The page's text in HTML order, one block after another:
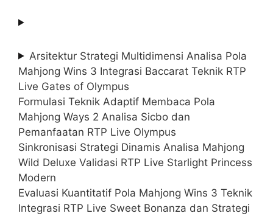
Arsitektur Strategi Multidimensi Analisa Pola
Mahjong Wins 3 Integrasi Baccarat Teknik RTP
Live Gates of Olympus
Formulasi Teknik Adaptif Membaca Pola
Mahjong Ways 2 Analisa Sicbo dan
Pemanfaatan RTP Live Olympus
Sinkronisasi Strategi Dinamis Analisa Mahjong
Wild Deluxe Validasi RTP Live Starlight Princess
Modern
Evaluasi Kuantitatif Pola Mahjong Wins 3 Teknik
Integrasi RTP Live Sweet Bonanza dan Strategi